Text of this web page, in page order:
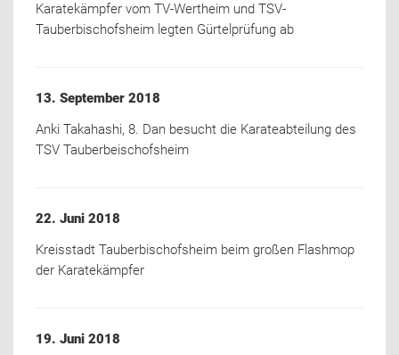
Karatekämpfer vom TV-Wertheim und TSV-
Tauberbischofsheim legten Gürtelprüfung ab
13. September 2018
Anki Takahashi, 8. Dan besucht die Karateabteilung des
TSV Tauberbeischofsheim
22. Juni 2018
Kreisstadt Tauberbischofsheim beim großen Flashmop
der Karatekämpfer
19. Juni 2018